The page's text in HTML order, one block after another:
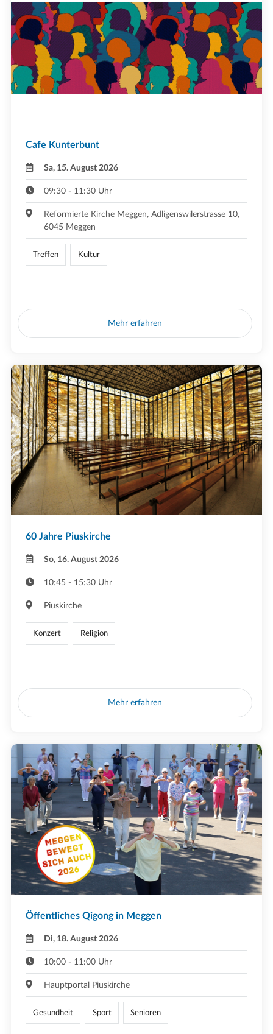
Cafe Kunterbunt
Sa, 15. August 2026
09:30 - 11:30 Uhr
Reformierte Kirche Meggen, Adligenswilerstrasse 10,
6045 Meggen
Treffen Kultur
Mehr erfahren
60 Jahre Piuskirche
So, 16. August 2026
10:45 - 15:30 Uhr
Piuskirche
Konzert Religion
Mehr erfahren
Öffentliches Qigong in Meggen
Di, 18. August 2026
10:00 - 11:00 Uhr
Hauptportal Piuskirche
Gesundheit Sport Senioren